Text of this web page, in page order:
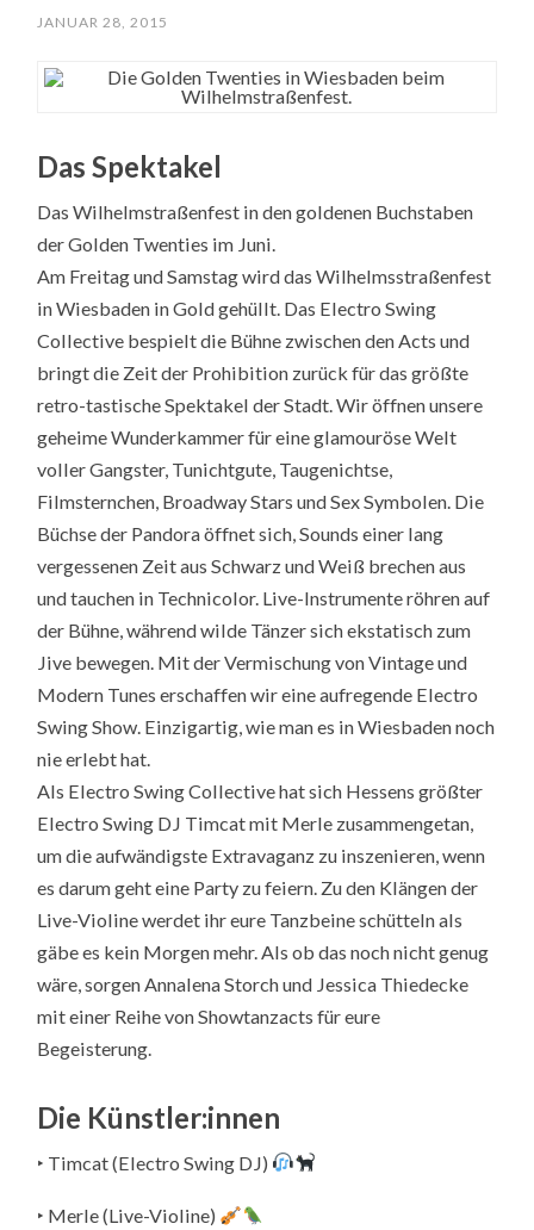
JANUAR 28, 2015
Das Spektakel
Das Wilhelmstraßenfest in den goldenen Buchstaben
der Golden Twenties im Juni.
Am Freitag und Samstag wird das Wilhelmsstraßenfest
in Wiesbaden in Gold gehüllt. Das Electro Swing
Collective bespielt die Bühne zwischen den Acts und
bringt die Zeit der Prohibition zurück für das größte
retro-tastische Spektakel der Stadt. Wir öffnen unsere
geheime Wunderkammer für eine glamouröse Welt
voller Gangster, Tunichtgute, Taugenichtse,
Filmsternchen, Broadway Stars und Sex Symbolen. Die
Büchse der Pandora öffnet sich, Sounds einer lang
vergessenen Zeit aus Schwarz und Weiß brechen aus
und tauchen in Technicolor. Live-Instrumente röhren auf
der Bühne, während wilde Tänzer sich ekstatisch zum
Jive bewegen. Mit der Vermischung von Vintage und
Modern Tunes erschaffen wir eine aufregende Electro
Swing Show. Einzigartig, wie man es in Wiesbaden noch
nie erlebt hat.
Als Electro Swing Collective hat sich Hessens größter
Electro Swing DJ Timcat mit Merle zusammengetan,
um die aufwändigste Extravaganz zu inszenieren, wenn
es darum geht eine Party zu feiern. Zu den Klängen der
Live-Violine werdet ihr eure Tanzbeine schütteln als
gäbe es kein Morgen mehr. Als ob das noch nicht genug
wäre, sorgen Annalena Storch und Jessica Thiedecke
mit einer Reihe von Showtanzacts für eure
Begeisterung.
Die Künstler:innen
‣ Timcat (Electro Swing DJ)
‣ Merle (Live-Violine)